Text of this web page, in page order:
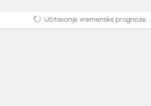
Učitavanje vremenske prognoze...